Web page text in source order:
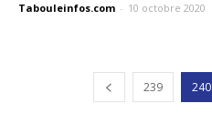
Tabouleinfos.com - 10 octobre 2020
239 240